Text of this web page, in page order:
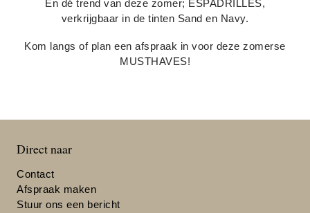
En dé trend van deze zomer; ESPADRILLES,
verkrijgbaar in de tinten Sand en Navy.
Kom langs of plan een afspraak in voor deze zomerse
MUSTHAVES!
Direct naar
Contact
Afspraak maken
Stuur ons een bericht